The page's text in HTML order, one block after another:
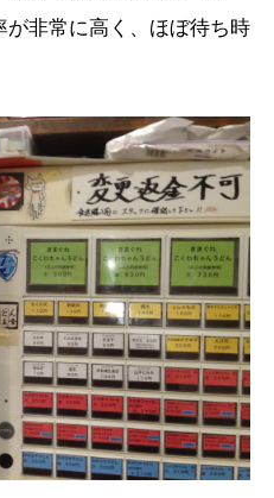
非常に高く、ほぼ待ち時